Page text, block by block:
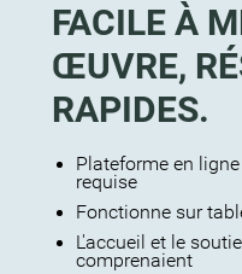
FACILE À
ŒUVRE,
RAPIDES.
Plateforme en
requise
Fonctionne sur
L'accueil et le
comprenaient